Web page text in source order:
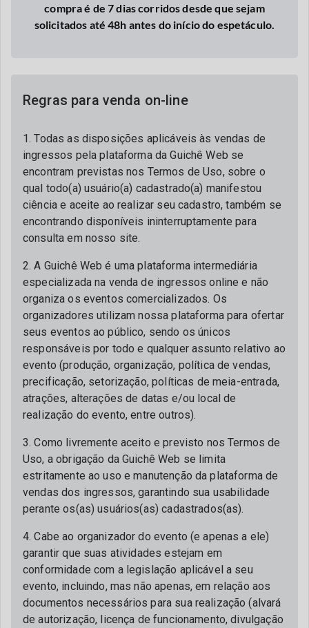
compra é de 7 dias corridos desde que sejam
solicitados até 48h antes do início do espetáculo.
Regras para venda on-line
1. Todas as disposições aplicáveis às vendas de
ingressos pela plataforma da Guichê Web se
encontram previstas nos Termos de Uso, sobre o
qual todo(a) usuário(a) cadastrado(a) manifestou
ciência e aceite ao realizar seu cadastro, também se
encontrando disponíveis ininterruptamente para
consulta em nosso site.
2. A Guichê Web é uma plataforma intermediária
especializada na venda de ingressos online e não
organiza os eventos comercializados. Os
organizadores utilizam nossa plataforma para ofertar
seus eventos ao público, sendo os únicos
responsáveis por todo e qualquer assunto relativo ao
evento (produção, organização, política de vendas,
precificação, setorização, políticas de meia-entrada,
atrações, alterações de datas e/ou local de
realização do evento, entre outros).
3. Como livremente aceito e previsto nos Termos de
Uso, a obrigação da Guichê Web se limita
estritamente ao uso e manutenção da plataforma de
vendas dos ingressos, garantindo sua usabilidade
perante os(as) usuários(as) cadastrados(as).
4. Cabe ao organizador do evento (e apenas a ele)
garantir que suas atividades estejam em
conformidade com a legislação aplicável a seu
evento, incluindo, mas não apenas, em relação aos
documentos necessários para sua realização (alvará
de autorização, licença de funcionamento, divulgação